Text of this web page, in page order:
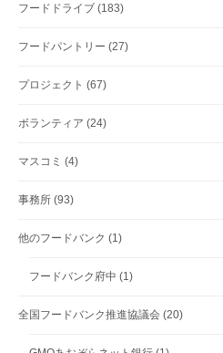
フードドライブ (183)
フードパントリー (27)
プロジェクト (67)
ボランティア (24)
マスコミ (4)
事務所 (93)
他のフードバンク (1)
フードバンク府中 (1)
全国フードバンク推進協議会 (20)